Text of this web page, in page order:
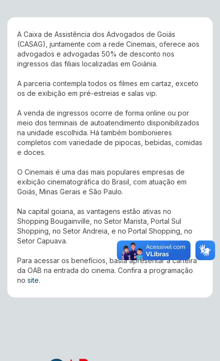
A Caixa de Assistência dos Advogados de Goiás
(CASAG), juntamente com a rede Cinemais, oferece aos
advogados e advogadas 50% de desconto nos
ingressos das filiais localizadas em Goiânia.
A parceria contempla todos os filmes em cartaz, exceto
os de exibição em pré-estreias e salas vip.
A venda de ingressos ocorre de forma online ou por
meio dos terminais de autoatendimento disponibilizados
na unidade escolhida. Há também bombonieres
completos com variedade de pipocas, bebidas, comidas
e doces.
O Cinemais é uma das mais populares empresas de
exibição cinematográfica do Brasil, com atuação em
Goiás, Minas Gerais e São Paulo.
Na capital goiana, as vantagens estão ativas no
Shopping Bougainville, no Setor Marista, Portal Sul
Shopping, no Setor Andreia, e no Portal Shopping, no
Setor Capuava.
Para acessar os benefícios, basta apresentar a carteira
da OAB na entrada do cinema. Confira a programação
no site.